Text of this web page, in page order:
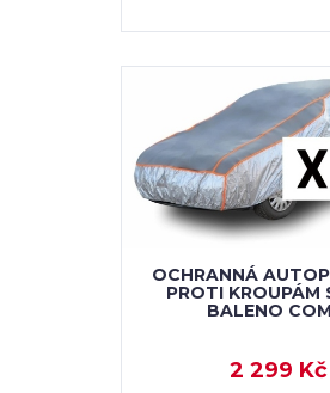
OCHRANNÁ
PROTI KROUPÁM
BALENO
2 299 Kč